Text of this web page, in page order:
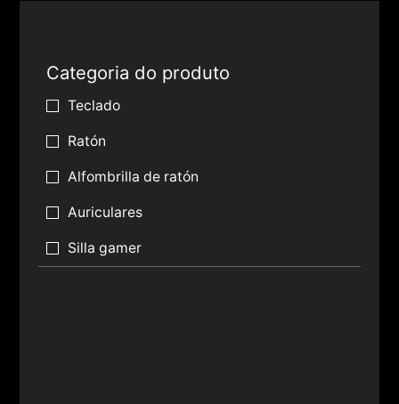
Categoria do produto
Teclado
Ratón
Alfombrilla de ratón
Auriculares
Silla gamer